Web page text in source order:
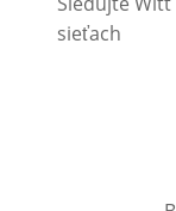
sieťach